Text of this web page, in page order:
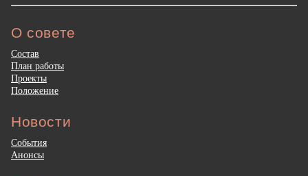
О совете
Состав
План работы
Проекты
Положение
Новости
События
Анонсы